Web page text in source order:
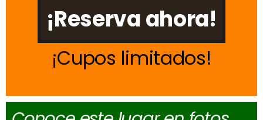
¡Reserva ahora!
Cupos limitados